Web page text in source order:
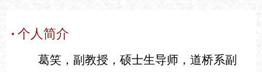
个人简介
葛笑，副教授，硕士生导师，道桥系副